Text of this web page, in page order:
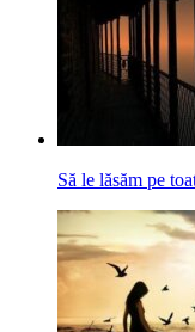
Să le lăsăm pe